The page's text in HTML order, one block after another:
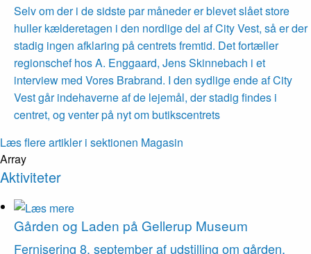
Selv om der i de sidste par måneder er blevet slået store
huller kælderetagen i den nordlige del af City Vest, så er der
stadig ingen afklaring på centrets fremtid. Det fortæller
regionschef hos A. Enggaard, Jens Skinnebach i et
interview med Vores Brabrand. I den sydlige ende af City
Vest går indehaverne af de lejemål, der stadig findes i
centret, og venter på nyt om butikscentrets
Læs flere artikler i sektionen Magasin
Array
Aktiviteter
Gården og Laden på Gellerup Museum
Fernisering 8. september af ­udstilling om gården,